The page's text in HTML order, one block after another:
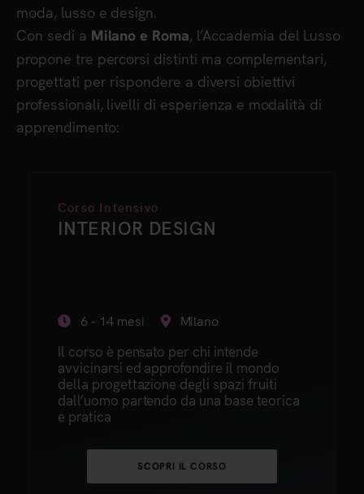
moda, lusso e design.
Con sedi a Milano e Roma, l’Accademia del Lusso
propone tre percorsi distinti ma complementari,
progettati per rispondere a diversi obiettivi
professionali, livelli di esperienza e modalità di
apprendimento:
Laurea Triennale di I livello
FASHION STYLING &
3 anni Milano-Roma
Il Triennale fornisce competenze
trasversali nell’ambito della
comunicazione e forma un profilo in
grado di ricoprire ruoli chiave nel
fashion system.
SCOPRI IL CORSO